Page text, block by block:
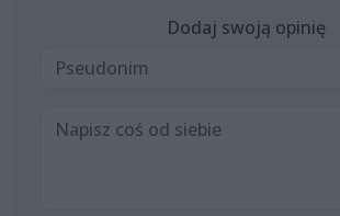
Dodaj swoją opinię